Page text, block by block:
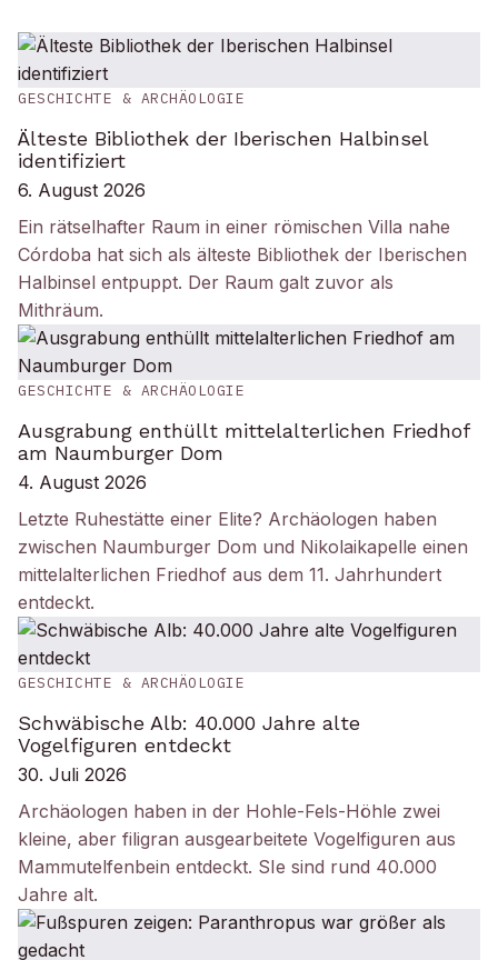
GESCHICHTE & ARCHÄOLOGIE
Älteste Bibliothek der Iberischen Halbinsel
identifiziert
6. August 2026
Ein rätselhafter Raum in einer römischen Villa nahe
Córdoba hat sich als älteste Bibliothek der Iberischen
Halbinsel entpuppt. Der Raum galt zuvor als
Mithräum.
GESCHICHTE & ARCHÄOLOGIE
Ausgrabung enthüllt mittelalterlichen Friedhof
am Naumburger Dom
4. August 2026
Letzte Ruhestätte einer Elite? Archäologen haben
zwischen Naumburger Dom und Nikolaikapelle einen
mittelalterlichen Friedhof aus dem 11. Jahrhundert
entdeckt.
GESCHICHTE & ARCHÄOLOGIE
Schwäbische Alb: 40.000 Jahre alte
Vogelfiguren entdeckt
30. Juli 2026
Archäologen haben in der Hohle-Fels-Höhle zwei
kleine, aber filigran ausgearbeitete Vogelfiguren aus
Mammutelfenbein entdeckt. SIe sind rund 40.000
Jahre alt.